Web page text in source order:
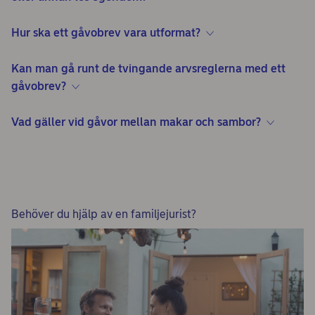
Hur ska ett gåvobrev vara utformat?
Kan man gå runt de tvingande arvsreglerna med ett
gåvobrev?
Vad gäller vid gåvor mellan makar och sambor?
Behöver du hjälp av en familjejurist?